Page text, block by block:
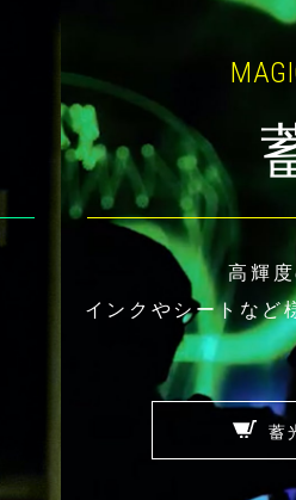
高輝
インクやシートなど
蓄